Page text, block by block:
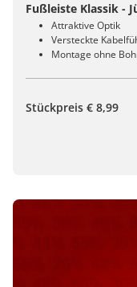
Fußleiste Klassik -
Attraktive Optik
Versteckte
Montage ohne
Stückpreis € 8,99